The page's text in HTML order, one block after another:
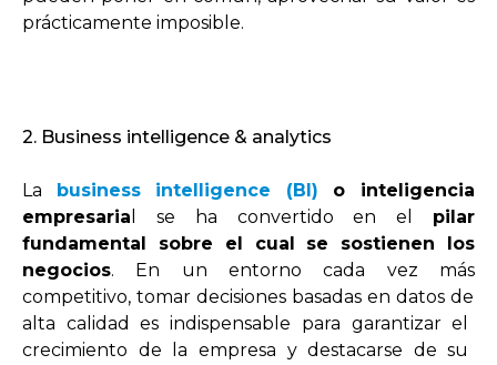
prácticamente imposible.
2. Business intelligence & analytics
La businessintelligence (BI ) o inteligencia
empresaria
se ha convertido en el pilar
fundamental sobre el cual se sostienen los
negocios. En un entorno cada vez más
competitivo, tomar decisiones basadas en datos de
alta cal idad es indispensable para garantizarel
crecimiento de la empresa ydestacarse de su